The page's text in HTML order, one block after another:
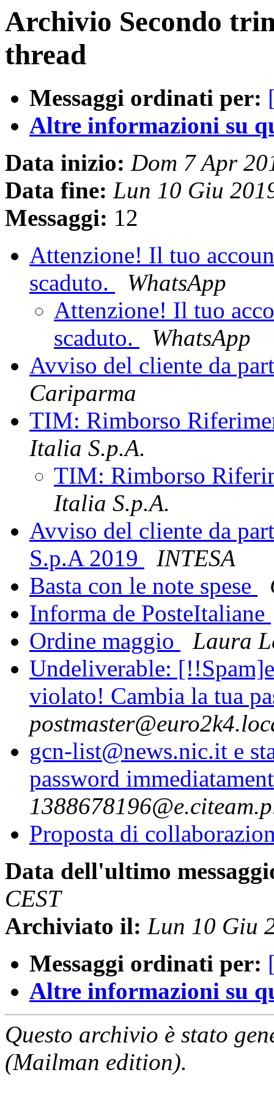
Archivio Secondo
thread
Messaggi ordinati per:
Altre informazioni su
Data inizio: Dom 7 Apr
Data fine: Lun 10 Giu
Messaggi: 12
Attenzione! Il tuo
scaduto.
WhatsApp
Attenzione! Il tuo
scaduto.
WhatsApp
Avviso del cliente da
Cariparma
TIM: Rimborso
Italia S.p.A.
TIM: Rimborso
Italia S.p.A.
Avviso del cliente da
S.p.A 2019
INTESA
Basta con le note spese
Informa de PosteItaliane
Ordine maggio
Laura
Undeliverable:
violato! Cambia la tua
gcn-list@news.nic.it e
password
Proposta di
Data dell'ultimo
CEST
Archiviato il: Lun 10 Giu
Messaggi ordinati per:
Altre informazioni su
Questo archivio è stato
(Mailman edition).